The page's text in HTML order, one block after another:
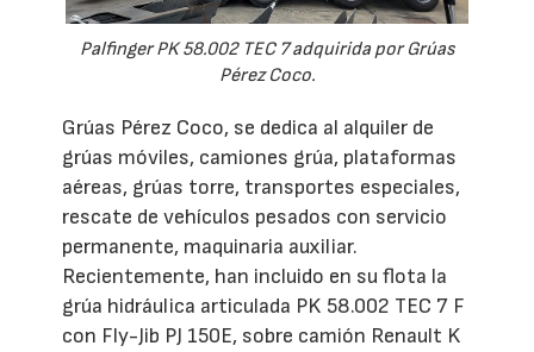
Palfinger PK 58.002 TEC 7 adquirida por Grúas
Pérez Coco.
Grúas Pérez Coco, se dedica al alquiler de
grúas móviles, camiones grúa, plataformas
aéreas, grúas torre, transportes especiales,
rescate de vehículos pesados con servicio
permanente, maquinaria auxiliar.
Recientemente, han incluido en su flota la
grúa hidráulica articulada PK 58.002 TEC 7 F
con Fly-Jib PJ 150E, sobre camión Renault K